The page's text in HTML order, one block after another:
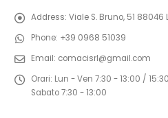
Address: Viale S. Bruno, 51
Phone: +39 0968 51039
Email: comacisrl@gmail.com
Orari: Lun - Ven 7:30 - 13:00 /
Sabato 7:30 - 13:00